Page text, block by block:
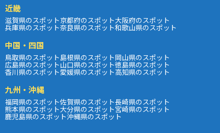
近畿
滋賀県のスポット京都府のスポット大阪府のスポット
兵庫県のスポット奈良県のスポット和歌山県のスポット
中国・四国
鳥取県のスポット島根県のスポット岡山県のスポット
広島県のスポット山口県のスポット徳島県のスポット
香川県のスポット愛媛県のスポット高知県のスポット
九州・沖縄
福岡県のスポット佐賀県のスポット長崎県のスポット
熊本県のスポット大分県のスポット宮崎県のスポット
鹿児島県のスポット沖縄県のスポット